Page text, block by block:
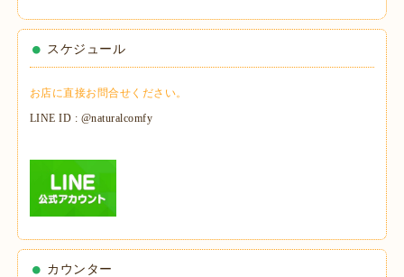
スケジュール
お店に直接お問合せください。
LINE ID : @naturalcomfy
カウンター